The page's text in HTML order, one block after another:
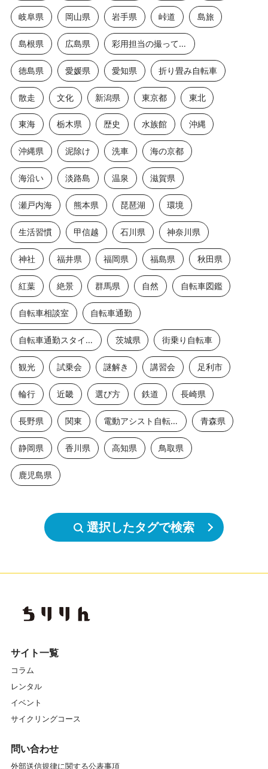
岐阜県 岡山県 岩手県 峠道 島旅
島根県 広島県 彩用担当の撮っておき
徳島県 愛媛県 愛知県 折り畳み自転車
散走 文化 新潟県 東京都 東北
東海 栃木県 歴史 水族館 沖縄
沖縄県 泥除け 洗車 海の京都
海沿い 淡路島 温泉 滋賀県
瀬戸内海 熊本県 琵琶湖 環境
生活習慣 甲信越 石川県 神奈川県
神社 福井県 福岡県 福島県 秋田県
紅葉 絶景 群馬県 自然 自転車図鑑
自転車相談室 自転車通勤
自転車通勤スタイル 茨城県 街乗り自転車
観光 試乗会 謎解き 講習会 足利市
輪行 近畿 選び方 鉄道 長崎県
長野県 関東 電動アシスト自転車 青森県
静岡県 香川県 高知県 鳥取県
鹿児島県
選択したタグで検索
サイト一覧
コラム
レンタル
イベント
サイクリングコース
問い合わせ
外部送信規律に関する公表事項